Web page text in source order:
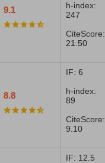
9.1
h-index:
247
CiteScore:
21.50
8.8
IF: 6
h-index:
89
CiteScore:
9.10
IF: 12.5